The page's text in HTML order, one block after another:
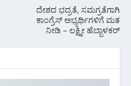
ದೇಶದ ಭದ್ರತೆ, ಸಮಗ್ರತೆಗಾಗಿ
ಕಾಂಗ್ರೆಸ್ ಅಭ್ಯರ್ಥಿಗಳಿಗೆ ಮತ
ನೀಡಿ – ಲಕ್ಷ್ಮೀ ಹೆಬ್ಬಾಳಕರ್